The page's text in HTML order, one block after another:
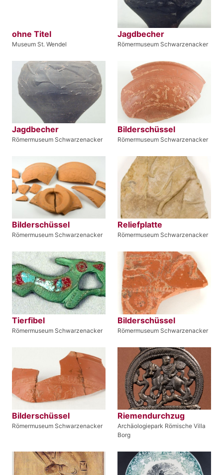
ohne Titel
Museum St. Wendel
Jagdbecher
Römermuseum Schwarzenacker
Jagdbecher
Römermuseum Schwarzenacker
Bilderschüssel
Römermuseum Schwarzenacker
Bilderschüssel
Römermuseum Schwarzenacker
Reliefplatte
Römermuseum Schwarzenacker
Tierfibel
Römermuseum Schwarzenacker
Bilderschüssel
Römermuseum Schwarzenacker
Bilderschüssel
Römermuseum Schwarzenacker
Riemendurchzug
Archäologiepark Römische Villa
Borg